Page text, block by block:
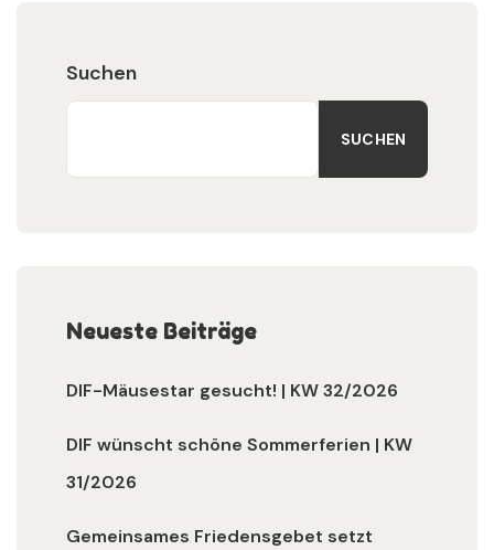
Suchen
SUCHEN
Neueste Beiträge
DIF-Mäusestar gesucht! | KW 32/2026
DIF wünscht schöne Sommerferien | KW
31/2026
Gemeinsames Friedensgebet setzt